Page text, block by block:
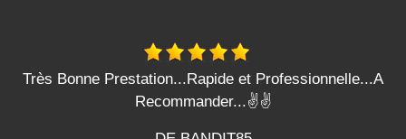
Très Bonne Prestation...Rapide et Professionnelle...A
Recommander...✌️✌️